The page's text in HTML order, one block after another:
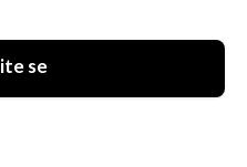
se